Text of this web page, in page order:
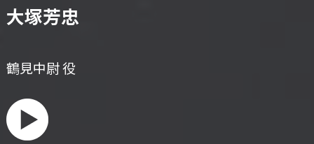
大塚芳忠
鶴見中尉 役